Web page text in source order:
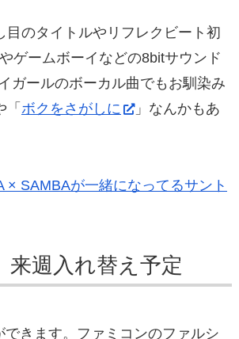
のタイトルやリフレクビート初
ゲームボーイなどの8bitサウンド
ガールのボーカル曲でもお馴染み
「 ボクをさがしに
」なんかもあ
× SAMBAが一緒になってるサント
週入れ替え予定
きます。ファミコンのファルシ